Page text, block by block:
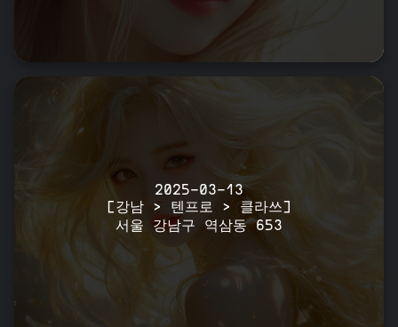
2025-03-13
[강남 > 텐프로 > 클라쓰]
서울 강남구 역삼동 653